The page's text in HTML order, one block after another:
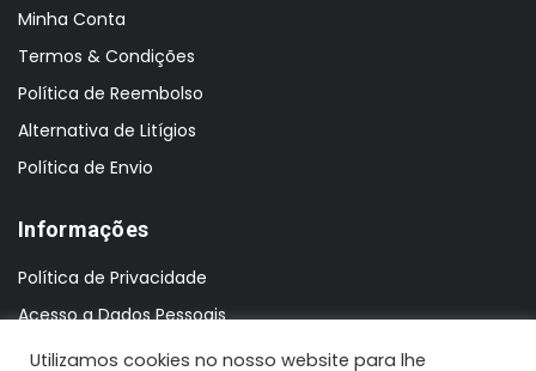
Minha Conta
Termos & Condições
Política de Reembolso
Alternativa de Litígios
Política de Envio
Informações
Política de Privacidade
Acesso a Dados Pessoais
Utilizamos cookies no nosso website para lhe